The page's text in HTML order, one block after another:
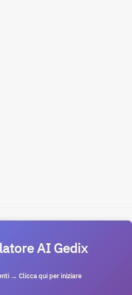
AI Gedix
→ Clicca qui per iniziare